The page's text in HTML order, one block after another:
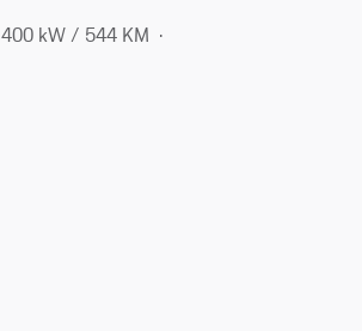
400 kW / 544 KM